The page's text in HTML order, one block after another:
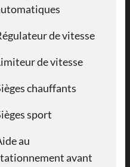
de vitesse
de vitesse
chauffants
sport
au
avant